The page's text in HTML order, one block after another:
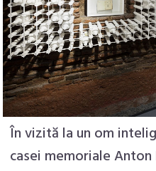
În vizită la un om
casei memoriale Anton